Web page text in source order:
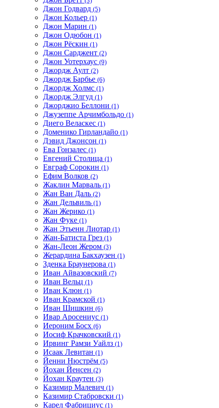
Джон Годвард (5)
Джон Кольер (1)
Джон Марин (1)
Джон Одюбон (1)
Джон Рёскин (1)
Джон Сарджент (2)
Джон Уотерхаус (9)
Джордж Аулт (2)
Джордж Барбье (6)
Джордж Холмс (1)
Джордж Элгуд (1)
Джорджио Беллони (1)
Джузеппе Арчимбольдо (1)
Диего Веласкес (1)
Доменико Гирландайо (1)
Дэвид Джонсон (1)
Ева Гонзалес (1)
Евгений Столица (1)
Евграф Сорокин (1)
Ефим Волков (2)
Жаклин Марваль (1)
Жан Ван Даль (2)
Жан Дельвиль (1)
Жан Жерико (1)
Жан Фуке (1)
Жан Этьенн Лиотар (1)
Жан-Батиста Грез (1)
Жан-Леон Жером (3)
Жерардина Бакхаузен (1)
Зденка Браунерова (1)
Иван Айвазовский (7)
Иван Вельц (1)
Иван Клюн (1)
Иван Крамской (1)
Иван Шишкин (6)
Ивар Аросениус (1)
Иероним Босх (6)
Иосиф Крачковский (1)
Ирвинг Рамзи Уайлз (1)
Исаак Левитан (1)
Йенни Нюстрём (5)
Йохан Йенсен (2)
Йохан Краутен (3)
Казимир Малевич (1)
Казимир Стабровски (1)
Карел Фабрициус (1)